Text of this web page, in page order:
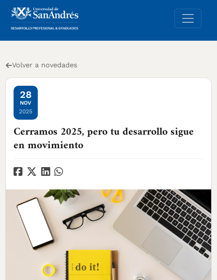
Volver a novedades
28
NOV
2025
Cerramos 2025, pero tu desarrollo sigue
en movimiento